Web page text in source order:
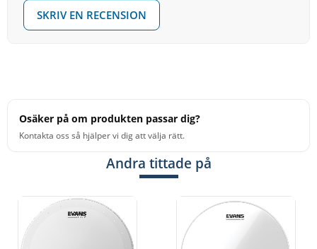
SKRIV EN RECENSION
Osäker på om produkten passar dig?
Kontakta oss så hjälper vi dig att välja rätt.
Andra tittade på